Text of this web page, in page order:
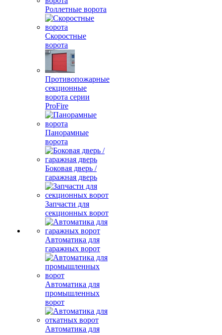
Роллетные ворота
Скоростные
ворота
Противопожарные
секционные
ворота серии
ProFire
Панорамные
ворота
Боковая дверь /
гаражная дверь
Запчасти для
секционных ворот
Автоматика для
гаражных ворот
Автоматика для
промышленных
ворот
Автоматика для